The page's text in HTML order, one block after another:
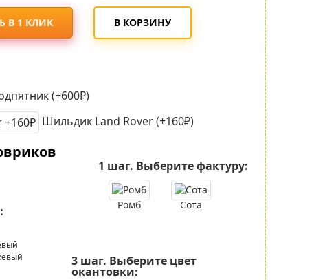
В 1 КЛИК В КОРЗИНУ
(+600₽)
Шильдик Land Rover (+160₽)
1 шаг. Выберите фактуру:
Ромб Сота
3 шаг. Выберите цвет
окантовки: